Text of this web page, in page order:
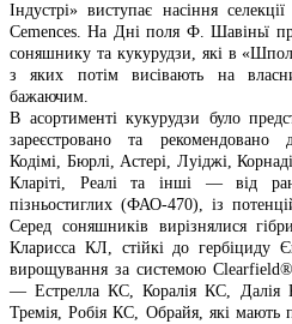
Індустрі» виступає насіння
Cemences. На Дні поля Ф. Шавіньї
соняшнику та кукурудзи, які в
з яких потім висівають на
бажаючим.
В асортименті кукурудзи було
зареєстровано та
Кодімі, Бюрлі, Астері, Луіджі,
Кларіті, Реалі та інші — від
пізньостиглих (ФАО-470), із
Серед соняшників вирізнялися
Кларисса КЛ, стійкі до гербіциду
вирощування за системою
— Естрелла КС, Коралія КС, Далія
Тремія, Робія КС, Обрайя, які мають